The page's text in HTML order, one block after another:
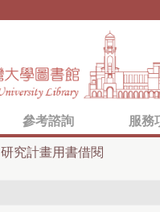
參考諮詢 服務
研究計畫用書借閱